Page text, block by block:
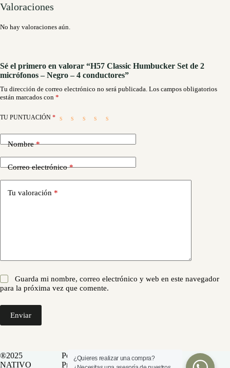
Valoraciones
No hay valoraciones aún.
Sé el primero en valorar “H57 Classic Humbucker Set de 2
micrófonos – Negro – 4 conductores”
Tu dirección de correo electrónico no será publicada. Los campos obligatorios
están marcados con *
TU PUNTUACIÓN *
Nombre*
Correo electrónico*
Tu valoración *
Guarda mi nombre, correo electrónico y web en este navegador
para la próxima vez que comente.
Enviar
®2025
NATIVO
Política de
Privacidad
¿Quieres realizar una compra?